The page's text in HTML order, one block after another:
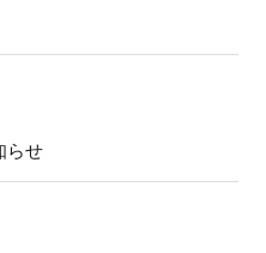
らせ